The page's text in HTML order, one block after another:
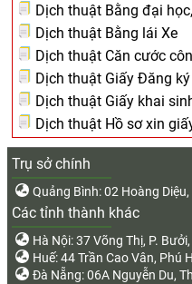
Dịch thuật Bằng đại
Dịch thuật Bằng lái Xe
Dịch thuật Căn cước
Dịch thuật Giấy Đăng
Dịch thuật Giấy khai
Dịch thuật Hồ sơ xin
Trụ sở chính
Quảng Bình: 02 Hoàng
Các tỉnh thành khác
Hà Nội: 37 Võng Thị, P.
Huế: 44 Trần Cao Vân, Phú
Đà Nẵng: 06A Nguyễn Du,